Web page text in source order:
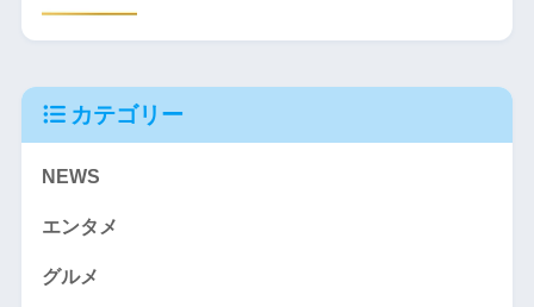
カテゴリー
NEWS
エンタメ
グルメ